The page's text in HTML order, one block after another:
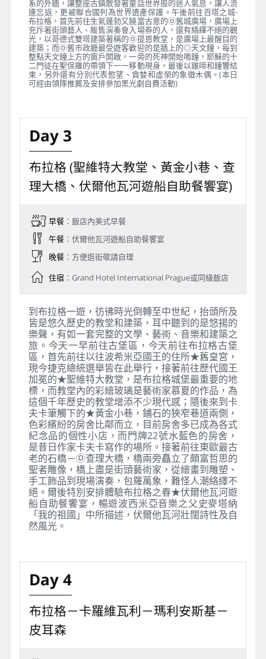
系的外牆，讓整座古鎮散發著童話世界般的迷人氣息，讓人流
連忘返，更被聯合國列為世界遺產保護。午後前往百塔之城-
布拉格，首先前往生氣蓬勃又饒富古意的Ⓞ舊城廣場，廣場上
充斥著街頭藝人、販售演奏會入場券的人，還有絡繹不絕的觀
光，以哥德式雙塔建築著稱的Ⓞ提恩教堂，是廣場上最醒目的
建築；而Ⓞ舊市政廳最受遊客歡迎的是牆上的◎天文鐘，每到
整點天文鐘上方的窗戶開啟，一旁的死神開始鳴鐘，耶穌的十
二門徒在聖保羅的帶領下一一移動現身，最後以雞啼和鐘響結
束，另外還有分別代表慾望、貪婪和虛榮的象徵木偶。(本日
可經由領隊推薦及安排參加黑光劇自費活動)
Day 3
布拉格 (聖維特大教堂、黃金小巷、查
理大橋、伏爾他瓦河遊船自助餐饗宴)
早餐：飯店內美式早餐
午餐：伏爾他瓦河遊船自助餐饗宴
晚餐：方便逛街敬請自理
住宿：Grand Hotel International Prague或同級飯店
到布拉格一遊，彷彿時光倒轉至中世紀，抬頭所及
皆是悠久歷史的教堂和建築，耳中聽到的是悠揚的
樂聲，有如一套完整的文學、藝術、音樂和建築之
旅。今天一早前往古堡區，今天前往布拉格古堡
區，首先前往以往波希米亞國王的住所★舊皇宮，
現今捷克總統選舉皆在此舉行，接著前往歷代國王
加冕的★聖維特大教堂，是布拉格城堡最重要的地
標，而教堂內的彩繪玻璃是藝術家慕夏的作品，為
這個千年歷史的教堂增添不少現代感；隨後來到卡
夫卡筆觸下的★黃金小巷，鋪石的狹窄巷道兩側，
色彩繽紛的房舍比鄰而立，目前房舍多已成為各式
紀念品的個性小店，而門牌22號水藍色的房舍，
是昔日作家卡夫卡寫作的場所。接著前往東歐最古
老的石橋－Ⓞ查理大橋，橋兩旁矗立了頗富哲思的
聖者雕像，橋上盡是街頭藝術家，從繪畫到雕塑、
手工飾品到現場演奏，包羅萬象，難怪人潮絡繹不
絕。爾後特別安排體驗布拉格之春★伏爾他瓦河遊
船自助餐饗宴，暢遊波西米亞音樂之父史麥塔納
「我的祖國」中所描述，伏爾他瓦河壯闊詩性及自
然風光。
Day 4
布拉格－卡羅維瓦利－瑪利安斯基－
皮耳森